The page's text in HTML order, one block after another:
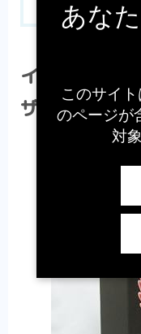
イチローズ
ザーブとは？
あな
このサイ
のページが
対